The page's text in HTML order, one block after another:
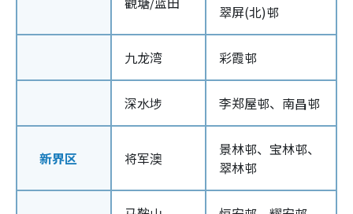
翠屏(北)邨
九龙湾 彩霞邨
深水埗 李郑屋邨、南昌邨
新界区 将军澳
景林邨、宝林邨、
翠林邨